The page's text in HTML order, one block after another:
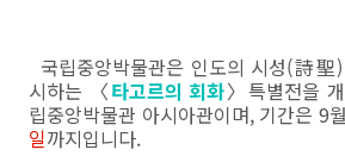
국립중앙박물관은 인도의 시성(詩聖
시하는 〈타고르의 회화〉특별전을
립중앙박물관 아시아관이며, 기간은 9
일까지입니다.